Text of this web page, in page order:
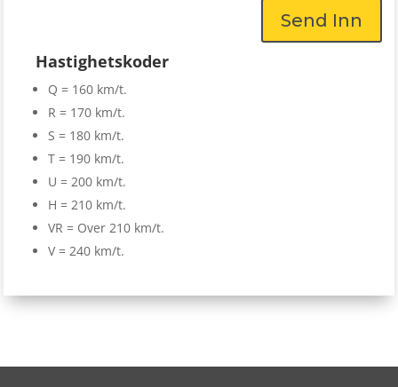
Send Inn
Hastighetskoder
Q = 160 km/t.
R = 170 km/t.
S = 180 km/t.
T = 190 km/t.
U = 200 km/t.
H = 210 km/t.
VR = Over 210 km/t.
V = 240 km/t.